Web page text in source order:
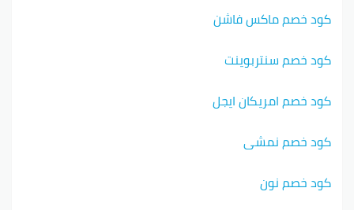
كود خصم ماكس فاشن
كود خصم سنتربوينت
كود خصم امريكان ايجل
كود خصم نمشي
كود خصم نون